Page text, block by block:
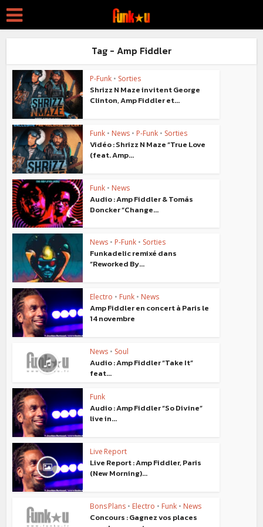
Tag - Amp Fiddler
P-Funk • Sorties
Shrizz N Maze invitent George
Clinton, Amp Fiddler et...
Funk • News • P-Funk • Sorties
Vidéo : Shrizz N Maze “True Love
(feat. Amp...
Funk • News
Audio : Amp Fiddler & Tomás
Doncker “Change...
News • P-Funk • Sorties
Funkadelic remixé dans
“Reworked By...
Electro • Funk • News
Amp Fiddler en concert à Paris le
14 novembre
News • Soul
Audio : Amp Fiddler “Take It”
feat...
Funk
Audio : Amp Fiddler “So Divine”
live in...
Live Report
Live Report : Amp Fiddler, Paris
(New Morning)...
Bons Plans • Electro • Funk • News
Concours : Gagnez vos places